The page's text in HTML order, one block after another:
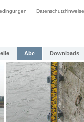
Datenschutzhinweise
Abo Downloads